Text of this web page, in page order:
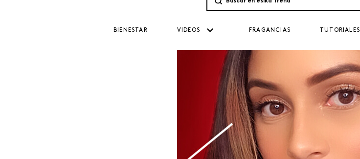
BIENESTAR VIDEOS FRAGANCIAS TUTORIALES